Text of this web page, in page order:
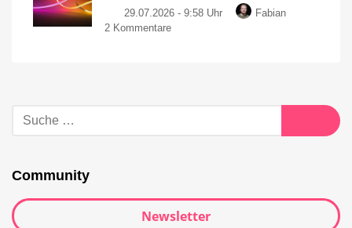
29.07.2026 - 9:58 Uhr
Fabian
2 Kommentare
Community
Newsletter